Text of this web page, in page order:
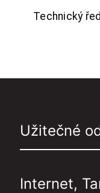
Technický
Užitečné
Internet,